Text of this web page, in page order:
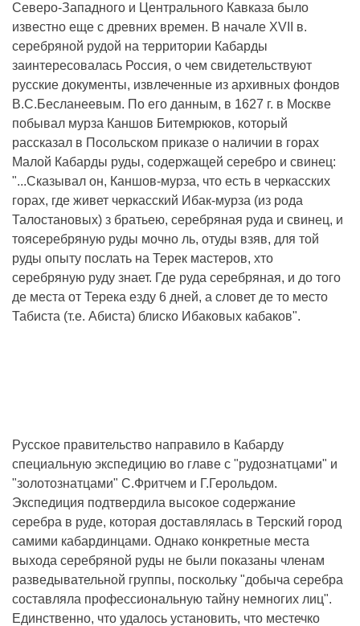
Северо-Западного и Центрального Кавказа было
известно еще с древних времен. В начале XVII в.
серебряной рудой на территории Кабарды
заинтересовалась Россия, о чем свидетельствуют
русские документы, извлеченные из архивных фондов
В.С.Бесланеевым. По его данным, в 1627 г. в Москве
побывал мурза Каншов Битемрюков, который
рассказал в Посольском приказе о наличии в горах
Малой Кабарды руды, содержащей серебро и свинец:
"...Сказывал он, Каншов-мурза, что есть в черкасских
горах, где живет черкасский Ибак-мурза (из рода
Талостановых) з братьею, серебряная руда и свинец, и
тоясеребряную руды мочно ль, отуды взяв, для той
руды опыту послать на Терек мастеров, хто
серебряную руду знает. Где руда серебряная, и до того
де места от Терека езду 6 дней, а словет де то место
Табиста (т.е. Абиста) блиско Ибаковых кабаков".
Русское правительство направило в Кабарду
специальную экспедицию во главе с "рудознатцами" и
"золотознатцами" С.Фритчем и Г.Герольдом.
Экспедиция подтвердила высокое содержание
серебра в руде, которая доставлялась в Терский город
самими кабардинцами. Однако конкретные места
выхода серебряной руды не были показаны членам
разведывательной группы, поскольку "добыча серебра
составляла профессиональную тайну немногих лиц".
Единственно, что удалось установить, что местечко